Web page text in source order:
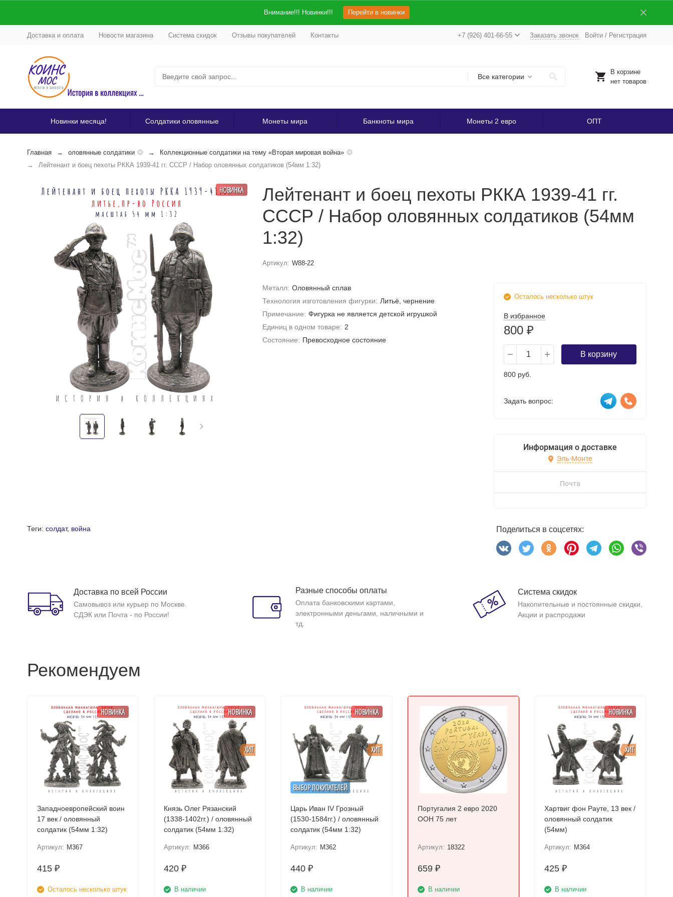
Внимание!!! Новинки!!! Перейти в новинки
Доставка и оплата Новости магазина Система скидок Отзывы покупателей Контакты +7 (926) 401-66-55 Заказать звонок Войти/ Регистрация
Все категории
В корзине
нет товаров
Новинки месяца! Солдатики оловянные Монеты мира Банкноты мира Монеты 2 евро ОПТ
Главная оловянные солдатики
Коллекционные солдатики на тему «Вторая мировая война»
Лейтенант и боец пехоты РККА 1939-41 гг. СССР / Набор оловянных солдатиков (54мм 1:32)
НОВИНКА
Лейтенант и боец пехоты РККА 1939-41 гг.
СССР / Набор оловянных солдатиков (54мм
1:32)
Артикул: W88-22
Металл: Оловянный сплав
Технология изготовления фигурки: Литьё, чернение
Примечание: Фигурка не является детской игрушкой
Единиц в одном товаре: 2
Состояние: Превосходное состояние
Осталось несколько штук
В избранное
800 ₽
В корзину
800 руб.
Задать вопрос:
Информация о доставке
Эль-Монте
Почта
Теги: солдат, война Поделиться в соцсетях:
Доставка по всей России
Самовывоз или курьер по Москве.
СДЭК или Почта - по России!
Разные способы оплаты
Оплата банковскими картами,
электронными деньгами, наличными и
тд.
Система скидок
Накопительные и постоянные скидки,
Акции и распродажи
Рекомендуем
НОВИНКА
Западноевропейский воин
17 век / оловянный
солдатик (54мм 1:32)
Артикул: M367
415 ₽
Осталось несколько штук
ХИТ
НОВИНКА
Князь Олег Рязанский
(1338-1402гг.) / оловянный
солдатик (54мм 1:32)
Артикул: M366
420 ₽
В наличии
ВЫБОР ПОКУПАТЕЛЕЙ
ХИТ
НОВИНКА
Царь Иван IV Грозный
(1530-1584гг.) / оловянный
солдатик (54мм 1:32)
Артикул: M362
440₽
В наличии
Португалия 2 евро 2020
ООН 75 лет
Артикул: 18322
659 ₽
В наличии
ХИТ
НОВИНКА
Хартвиг фон Рауте, 13 век /
оловянный солдатик
(54мм)
Артикул: M364
425₽
В наличии